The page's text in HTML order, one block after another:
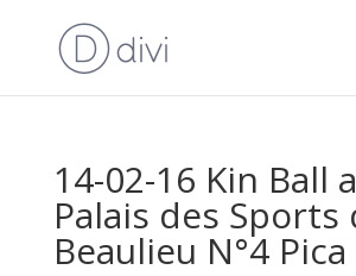
14-02-16 Kin Ball
Palais des Sports
Beaulieu N°4 Pica